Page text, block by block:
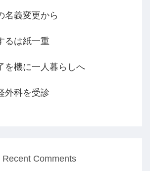
名義変更から
るは紙一重
を機に一人暮らしへ
外科を受診
Recent Comments